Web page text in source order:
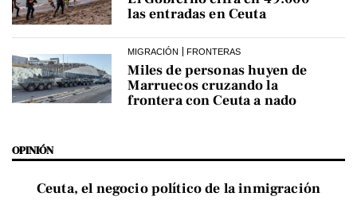
las entradas en Ceuta
MIGRACIÓN FRONTERAS
Miles de personas huyen de
Marruecos cruzando la
frontera con Ceuta a nado
OPINIÓN
Ceuta, el negocio político de la inmigración